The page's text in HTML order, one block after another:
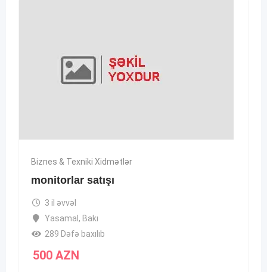
Biznes & Texniki Xidmətlər
monitorlar satışı
3 il əvvəl
Yasamal , Bakı
289 Dəfə baxılıb
500 AZN